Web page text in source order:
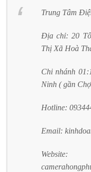
Trung Tâm
Địa chỉ: 20
Thị Xã Hoà
Chi nhánh
Ninh ( gần
Hotline:
Email: